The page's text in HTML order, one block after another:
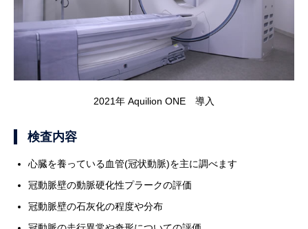
2021年 Aquilion ONE 導入
検査内容
心臓を養っている血管(冠状動脈)を主に調べます
冠動脈壁の動脈硬化性プラークの評価
冠動脈壁の石灰化の程度や分布